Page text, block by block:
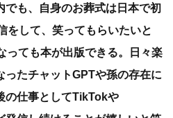
でも、自身のお葬式は日本で初
をして、笑ってもらいたいと
っても本が出版できる。日々楽
ったチャットGPTや孫の存在に
の仕事としてTikTokや